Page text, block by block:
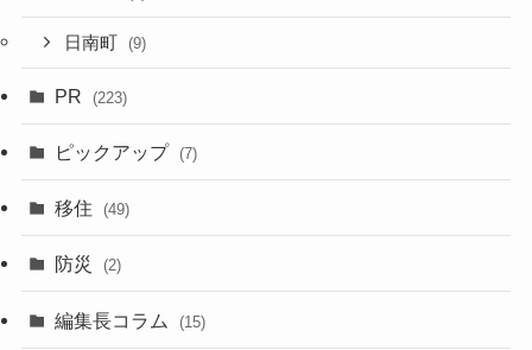
日南町 (9)
PR (223)
ピックアップ (7)
移住 (49)
防災 (2)
編集長コラム (15)